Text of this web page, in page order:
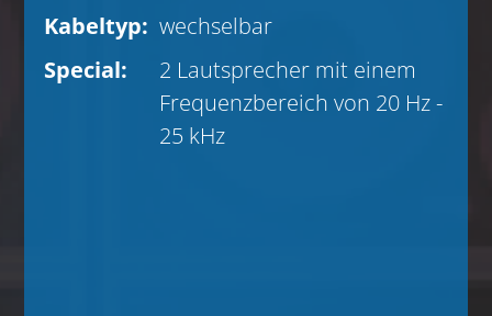
Kabeltyp: wechselbar
Special:
2 Lautsprecher mit einem
Frequenzbereich von 20 Hz -
25 kHz